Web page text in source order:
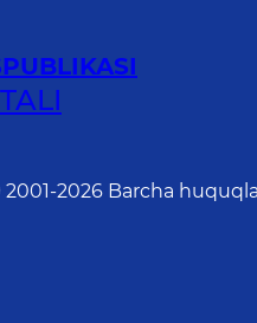
2026 Barcha